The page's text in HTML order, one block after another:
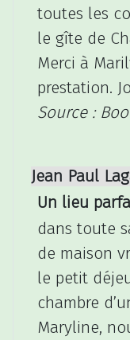
toutes les
le gîte de
Merci à
prestation.
Source :
Jean Paul
Un lieu
dans toute
de maison
le petit
chambre
Maryline,